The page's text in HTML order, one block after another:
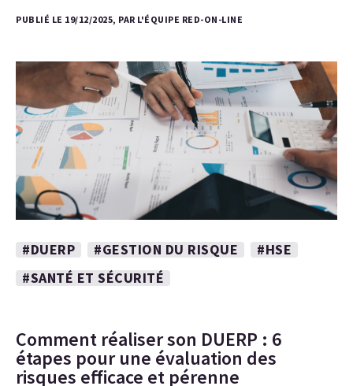
PUBLIÉ LE 19/12/2025, PAR L'ÉQUIPE RED-ON-LINE
#DUERP #GESTION DU RISQUE
#HSE
#SANTÉ ET SÉCURITÉ
Comment réaliser son DUERP : 6
étapes pour une évaluation des
risques efficace et pérenne